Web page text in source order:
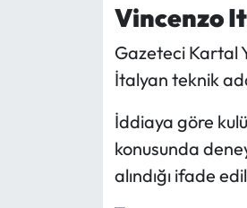
Vincenzo
Gazeteci Kartal
İtalyan teknik
İddiaya göre
konusunda
alındığı ifade
Osmancık Haberleri
Otomotiv
Resmi İlan
Resmi Reklam